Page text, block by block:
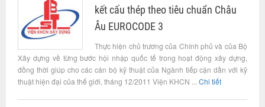
kết cấu thép theo tiêu chuẩn Châu
Âu EUROCODE 3
Thực hiện chủ trương của Chính phủ và của Bộ
Xây dựng về từng bước hội nhập quốc tế trong hoạt động xây dựng,
đồng thời giúp cho các cán bộ kỹ thuật của Ngành tiếp cận dần với kỹ
thuật hiện đại của thế giới, tháng 12/2011 Viện KHCN ... Chi tiết